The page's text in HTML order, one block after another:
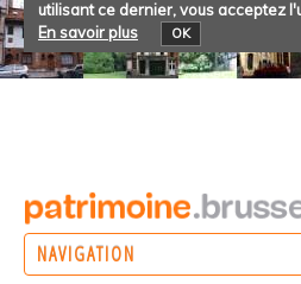
utilisant ce dernier, vous acceptez
En savoir plus
OK
NAVIGATION